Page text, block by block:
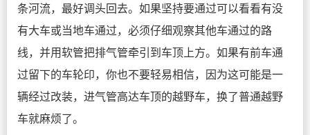
条河流，最好调头回去。如果坚持要通过可以看看有没
有大车或当地车通过，必须仔细观察其他车通过的路
线，并用软管把排气管牵引到车顶上方。如果有前车通
过留下的车轮印，你也不要轻易相信，因为这可能是一
辆经过改装，进气管高达车顶的越野车，换了普通越野
车就麻烦了。